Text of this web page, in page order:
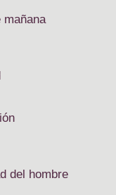
mañana
del hombre